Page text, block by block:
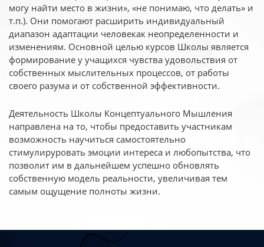
могу найти место в жизни», «не понимаю, что делать» и
т.п.). Они помогают расширить индивидуальный
диапазон адаптации человекак неопределенности и
изменениям. Основной целью курсов Школы является
формирование у учащихся чувства удовольствия от
собственных мыслительных процессов, от работы
своего разума и от собственной эффективности.
Деятельность Школы Концептуального Мышления
направлена на то, чтобы предоставить участникам
возможность научиться самостоятельно
стимулируровать эмоции интереса и любопытства, что
позволит им в дальнейшем успешно обновлять
собственную модель реальности, увеличивая тем
самым ощущение полноты жизни.